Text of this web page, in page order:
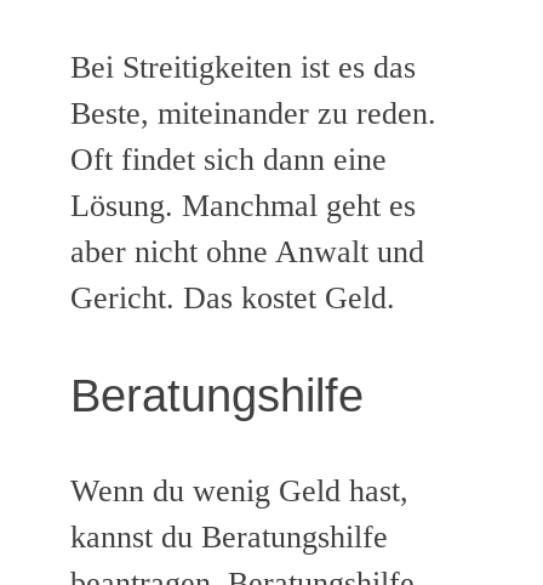
Bei Streitigkeiten ist es das
Beste, miteinander zu reden.
Oft findet sich dann eine
Lösung. Manchmal geht es
aber nicht ohne Anwalt und
Gericht. Das kostet Geld.
Beratungshilfe
Wenn du wenig Geld hast,
kannst du Beratungshilfe